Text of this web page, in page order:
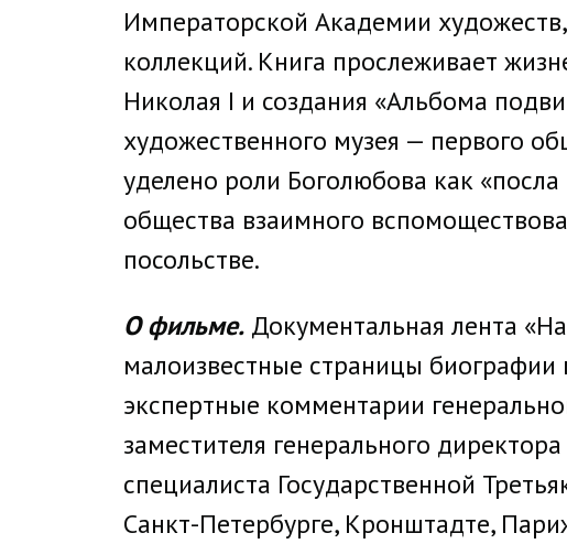
Императорской Академии
коллекций. Книга прослеживает
Николая I и создания «Альбома
художественного музея — первого
уделено роли Боголюбова как
общества взаимного
посольстве.
О фильме. Документальная лента
малоизвестные страницы биографии
экспертные комментарии
заместителя генерального
специалиста Государственной
Санкт-Петербурге, Кронштадте,